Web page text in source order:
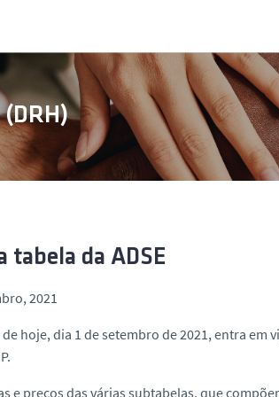
(DRH)
tabela da ADSE
2021
hoje, dia 1 de setembro de 2021, entra em
e preços das várias subtabelas, que